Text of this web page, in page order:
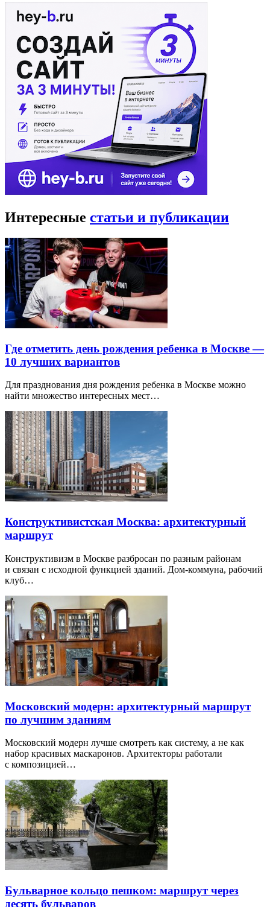
Интересные статьи и публикации
Где отметить день рождения ребенка в Москве —
10 лучших вариантов
Для празднования дня рождения ребенка в Москве можно
найти множество интересных мест…
Конструктивистская Москва: архитектурный
маршрут
Конструктивизм в Москве разбросан по разным районам
и связан с исходной функцией зданий. Дом-коммуна, рабочий
клуб…
Московский модерн: архитектурный маршрут
по лучшим зданиям
Московский модерн лучше смотреть как систему, а не как
набор красивых маскаронов. Архитекторы работали
с композицией…
Бульварное кольцо пешком: маршрут через
десять бульваров